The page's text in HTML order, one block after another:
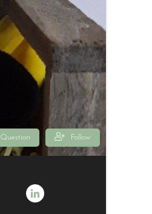
Question Follow